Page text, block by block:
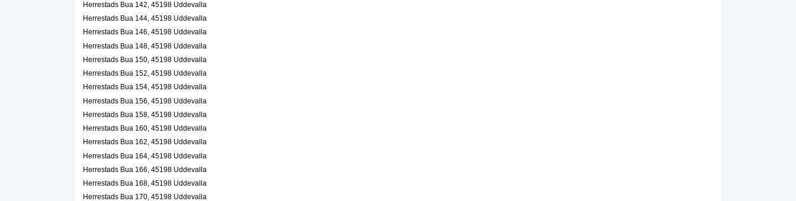
Herrestads Bua 142, 45198 Uddevalla
Herrestads Bua 144, 45198 Uddevalla
Herrestads Bua 146, 45198 Uddevalla
Herrestads Bua 148, 45198 Uddevalla
Herrestads Bua 150, 45198 Uddevalla
Herrestads Bua 152, 45198 Uddevalla
Herrestads Bua 154, 45198 Uddevalla
Herrestads Bua 156, 45198 Uddevalla
Herrestads Bua 158, 45198 Uddevalla
Herrestads Bua 160, 45198 Uddevalla
Herrestads Bua 162, 45198 Uddevalla
Herrestads Bua 164, 45198 Uddevalla
Herrestads Bua 166, 45198 Uddevalla
Herrestads Bua 168, 45198 Uddevalla
Herrestads Bua 170, 45198 Uddevalla